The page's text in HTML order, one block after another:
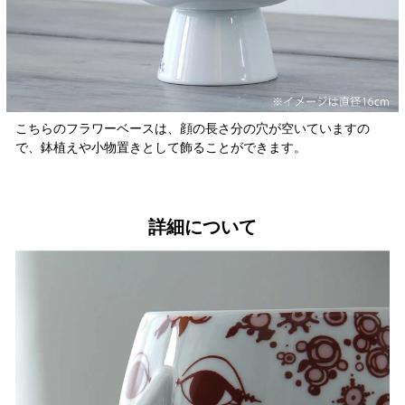
こちらのフラワーベースは、顔の長さ分の穴が空いていますの
で、鉢植えや小物置きとして飾ることができます。
詳細について